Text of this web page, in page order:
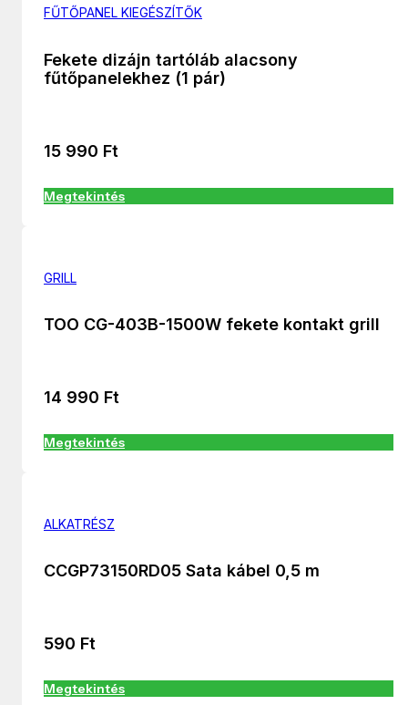
FŰTŐPANEL KIEGÉSZÍTŐK
Fekete dizájn tartóláb alacsony
fűtőpanelekhez (1 pár)
15 990 Ft
Megtekintés
GRILL
TOO CG-403B-1500W fekete kontakt grill
14 990 Ft
Megtekintés
ALKATRÉSZ
CCGP73150RD05 Sata kábel 0,5 m
590 Ft
Megtekintés